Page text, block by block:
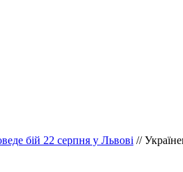
бій 22 серпня у Львові //